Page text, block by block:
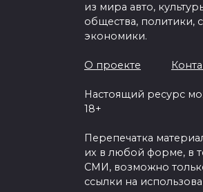
из мира авто,
общества, политики,
экономики.
О проекте
Настоящий ресурс
18+
Перепечатка
их в любой форме, в
СМИ, возможно
ссылки на